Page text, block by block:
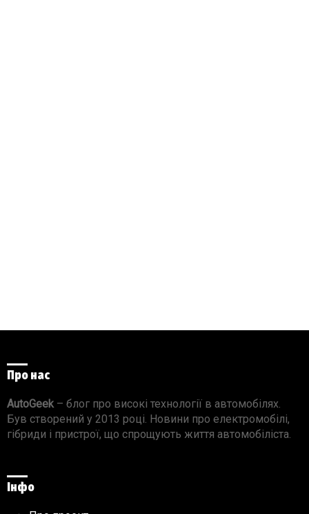
Про нас
AutoGeek– блог про високі технології в автомобілях.
Був створений у 2013 році. Новини про електромобілі,
гібриди і пристрої, що спрощують життя автомобіліста.
Інфо